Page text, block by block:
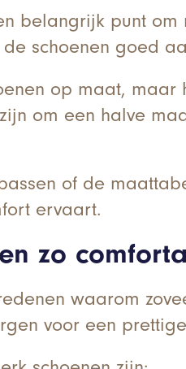
belangrijk punt
schoenen goed
op maat,
om een halve
of de
ervaart.
zo
waarom
voor een